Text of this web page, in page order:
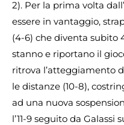
2). Per la prima volta
essere in vantaggio,
(4-6) che diventa subito
stanno e riportano il
ritrova l’atteggiamento
le distanze (10-8),
ad una nuova
l’11-9 seguito da Galassi